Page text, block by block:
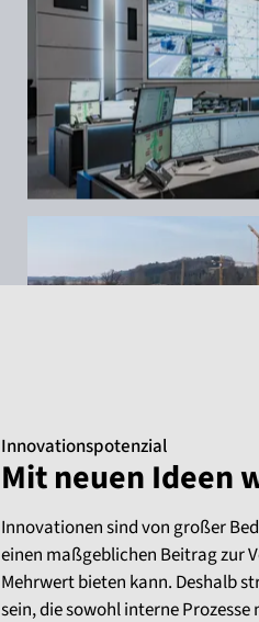
Innovationspotenzial
Mit neuen Ideen
Innovationen sind von großer
einen maßgeblichen Beitrag zur
Mehrwert bieten kann. Deshalb
sein, die sowohl interne